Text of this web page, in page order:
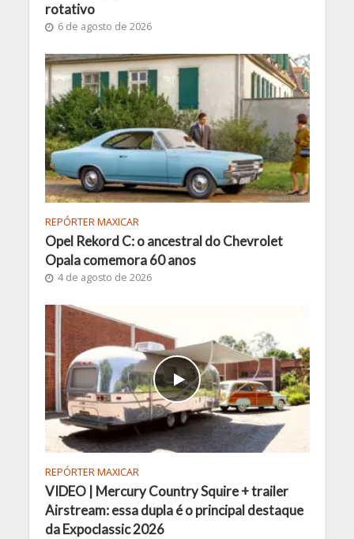
rotativo
6 de agosto de 2026
REPÓRTER MAXICAR
Opel Rekord C: o ancestral do Chevrolet
Opala comemora 60 anos
4 de agosto de 2026
REPÓRTER MAXICAR
VIDEO | Mercury Country Squire + trailer
Airstream: essa dupla é o principal destaque
da Expoclassic 2026